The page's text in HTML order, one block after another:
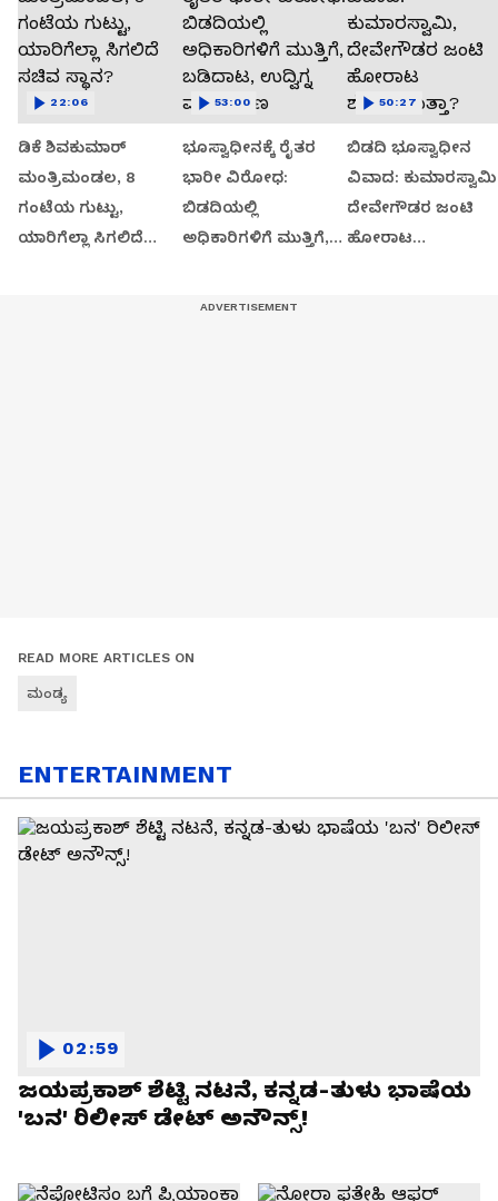
ಡಿಕೆ ಶಿವಕುಮಾರ್
ಮಂತ್ರಿಮಂಡಲ, 8
ಗಂಟೆಯ ಗುಟ್ಟು,
ಯಾರಿಗೆಲ್ಲಾ ಸಿಗಲಿದೆ
22:06
ಭೂಸ್ವಾಧೀನಕ್ಕೆ ರೈತರ
ಭಾರೀ ವಿರೋಧ:
ಬಿಡದಿಯಲ್ಲಿ
ಅಧಿಕಾರಿಗಳಿಗೆ ಮುತ್ತಿಗೆ,
53:00
ಬಿಡದಿ ಭೂಸ್ವಾಧೀನ
ವಿವಾದ:
ದೇವೇಗೌಡರ ಜಂಟಿ
ಹೋರಾಟ
50:27
READ MORE ARTICLES ON
ಮಂಡ್ಯ
ENTERTAINMENT
ಜಯಪ್ರಕಾಶ್ ಶೆಟ್ಟಿ ನಟನೆ, ಕನ್ನಡ-ತುಳು ಭಾಷೆಯ
'ಬನ' ರಿಲೀಸ್ ಡೇಟ್ ಅನೌನ್ಸ್!
02:59